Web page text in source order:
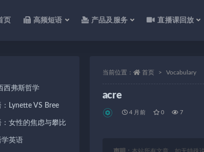
页 高频短语 产品及服务 直播课回放
当前位置： 首页 Vocabulary
acre
4 月前 0 7
西弗斯哲学
Lynette VS Bree
女性的焦虑与攀比
学英语